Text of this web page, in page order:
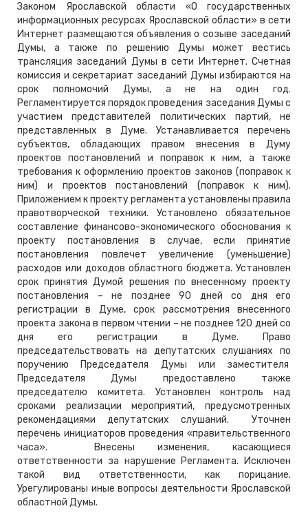
Законом Ярославской области «О государственных
информационных ресурсах Ярославской области» в сети
Интернет размещаются объявления о созыве заседаний
Думы, а также по решению Думы может вестись
трансляция заседаний Думы в сети Интернет. Счетная
комиссия и секретариат заседаний Думы избираются на
срок полномочий Думы, а не на один год.
Регламентируется порядок проведения заседания Думы с
участием представителей политических партий, не
представленных в Думе. Устанавливается перечень
субъектов, обладающих правом внесения в Думу
проектов постановлений и поправок к ним, а также
требования к оформлению проектов законов (поправок к
ним) и проектов постановлений (поправок к ним).
Приложением к проекту регламента установлены правила
правотворческой техники. Установлено обязательное
составление финансово-экономического обоснования к
проекту постановления в случае, если принятие
постановления повлечет увеличение (уменьшение)
расходов или доходов областного бюджета. Установлен
срок принятия Думой решения по внесенному проекту
постановления – не позднее 90 дней со дня его
регистрации в Думе, срок рассмотрения внесенного
проекта закона в первом чтении – не позднее 120 дней со
дня его регистрации в Думе. Право
председательствовать на депутатских слушаниях по
поручению Председателя Думы или заместителя
Председателя Думы предоставлено также
председателю комитета. Установлен контроль над
сроками реализации мероприятий, предусмотренных
рекомендациями депутатских слушаний. Уточнен
перечень инициаторов проведения «правительственного
часа». Внесены изменения, касающиеся
ответственности за нарушение Регламента. Исключен
такой вид ответственности, как порицание.
Урегулированы иные вопросы деятельности Ярославской
областной Думы.